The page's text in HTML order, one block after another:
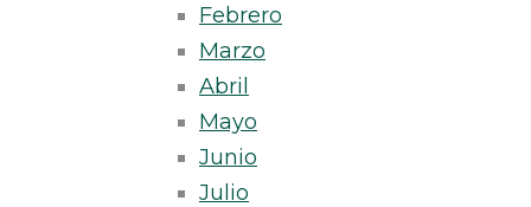
Febrero
Marzo
Abril
Mayo
Junio
Julio